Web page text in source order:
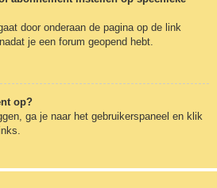
door onderaan de pagina op de link
je een forum geopend hebt.
op?
ga je naar het gebruikerspaneel en klik